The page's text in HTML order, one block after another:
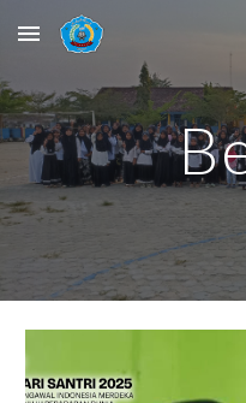
Skip to main content